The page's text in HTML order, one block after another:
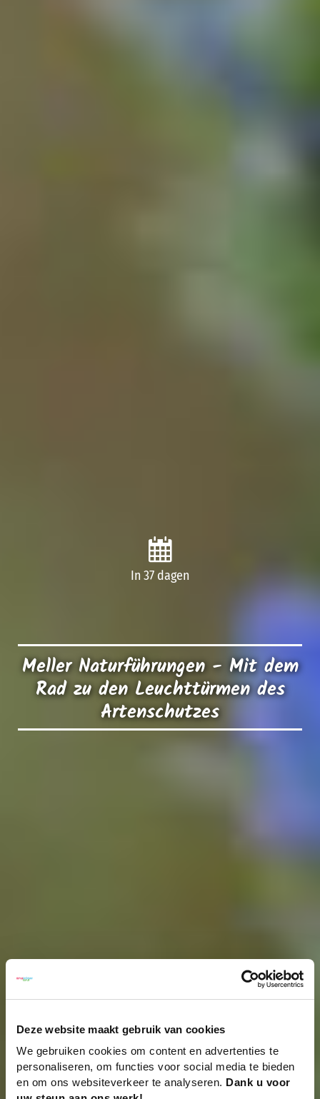
Deze website maakt gebruik van cookies
We gebruiken cookies om content en advertenties te
personaliseren, om functies voor social media te bieden
en om ons websiteverkeer te analyseren. Dank u voor
In 37 dagen
Meller Naturführungen - Mit dem
Rad zu den Leuchttürmen des
Artenschutzes